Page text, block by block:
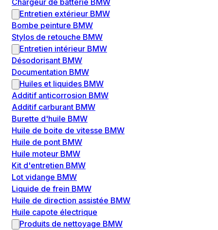
Chargeur de batterie BMW
Entretien extérieur BMW
Bombe peinture BMW
Stylos de retouche BMW
Entretien intérieur BMW
Désodorisant BMW
Documentation BMW
Huiles et liquides BMW
Additif anticorrosion BMW
Additif carburant BMW
Burette d'huile BMW
Huile de boite de vitesse BMW
Huile de pont BMW
Huile moteur BMW
Kit d'entretien BMW
Lot vidange BMW
Liquide de frein BMW
Huile de direction assistée BMW
Huile capote électrique
Produits de nettoyage BMW